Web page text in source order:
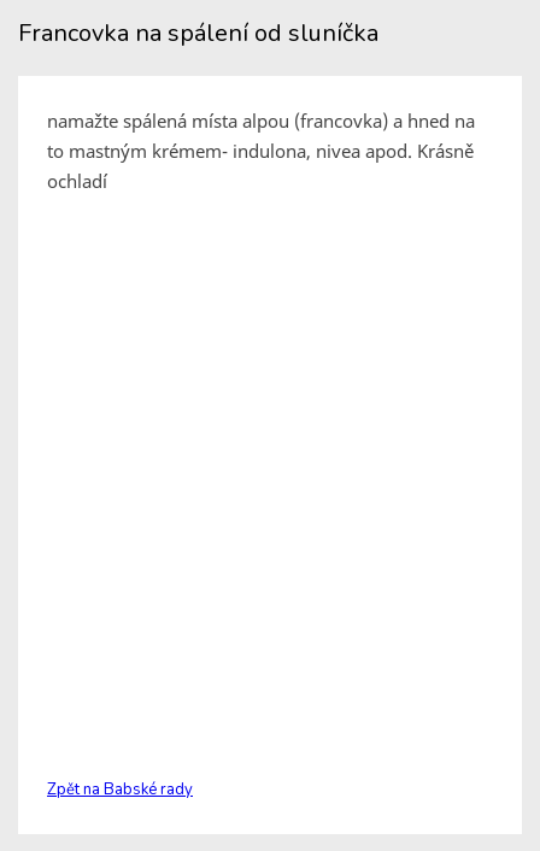
Francovka na spálení od sluníčka
namažte spálená místa alpou (francovka) a hned na
to mastným krémem- indulona, nivea apod. Krásně
ochladí
Zpět na Babské rady